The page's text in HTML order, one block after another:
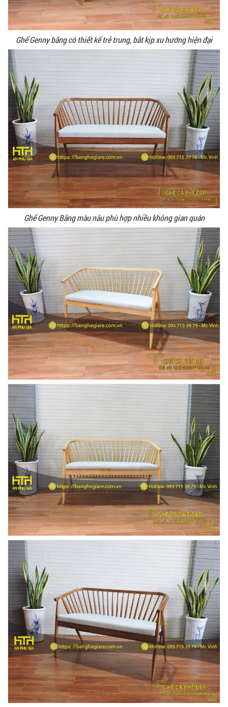
Ghế Genny băng có thiết kế trẻ trung, bắt kịp xu hướng hiện đại
Ghế Genny Băng màu nâu phù hợp nhiều không gian quán